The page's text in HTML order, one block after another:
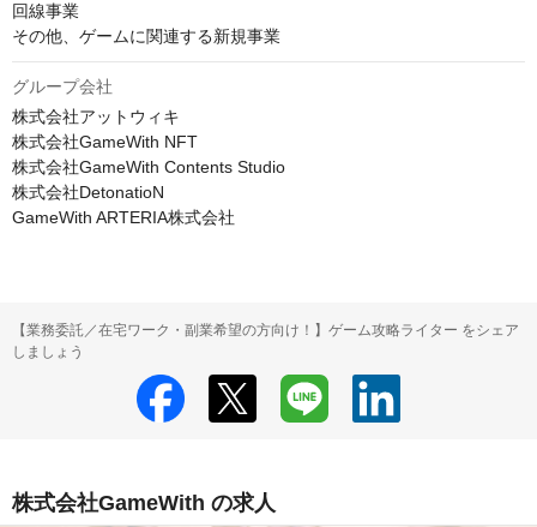
回線事業
その他、ゲームに関連する新規事業
グループ会社
株式会社アットウィキ
株式会社GameWith NFT
株式会社GameWith Contents Studio
株式会社DetonatioN
GameWith ARTERIA株式会社
【業務委託／在宅ワーク・副業希望の方向け！】ゲーム攻略ライター をシェア
しましょう
株式会社GameWith の求人